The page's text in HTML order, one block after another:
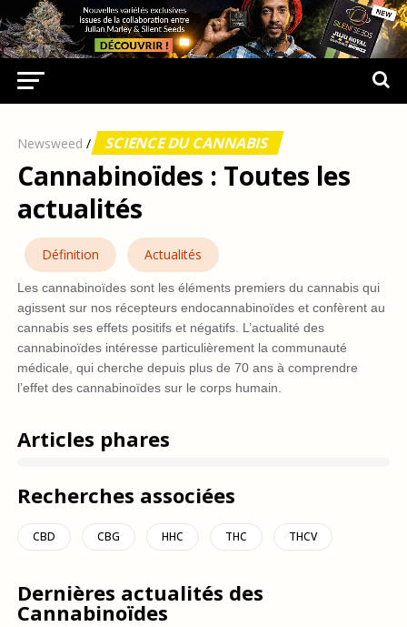
Newsweed / SCIENCE DU CANNABIS
Cannabinoïdes : Toutes les
actualités
Définition Actualités
Les cannabinoïdes sont les éléments premiers du cannabis qui
agissent sur nos récepteurs endocannabinoïdes et confèrent au
cannabis ses effets positifs et négatifs. L’actualité des
cannabinoïdes intéresse particulièrement la communauté
médicale, qui cherche depuis plus de 70 ans à comprendre
l’effet des cannabinoïdes sur le corps humain.
Articles phares
Recherches associées
CBD CBG HHC THC THCV
Dernières actualités des
Cannabinoïdes